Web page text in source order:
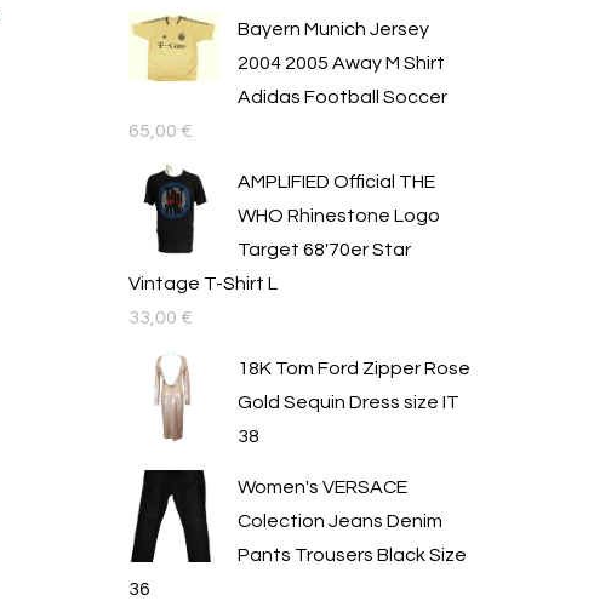
Bayern Munich Jersey
2004 2005 Away M Shirt
Adidas Football Soccer
65,00 €
AMPLIFIED Official THE
WHO Rhinestone Logo
Target 68'70er Star
Vintage T-Shirt L
33,00 €
18K Tom Ford Zipper Rose
Gold Sequin Dress size IT
38
Women's VERSACE
Colection Jeans Denim
Pants Trousers Black Size
36